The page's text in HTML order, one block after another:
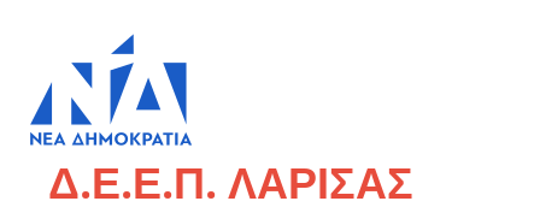
Δ.Ε.Ε.Π. ΛΑΡΙΣΑΣ